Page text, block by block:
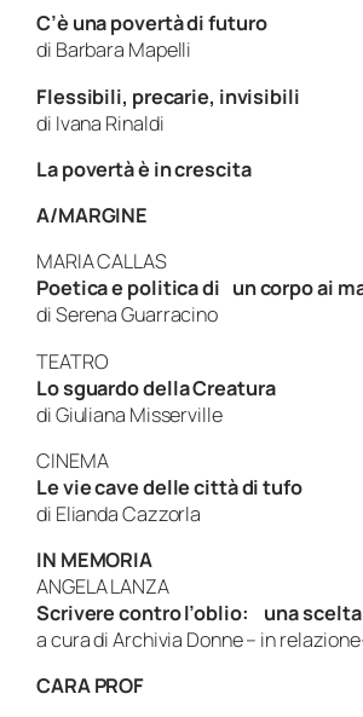
C’è una povertà di futuro
di Barbara Mapelli
Flessibili, precarie, invisibili
di Ivana Rinaldi
La povertà è in crescita
A/MARGINE
MARIA CALLAS
Poetica e politica di un corpo ai
di Serena Guarracino
TEATRO
Lo sguardo dellaCreatura
di Giuliana Misserville
CINEMA
Le vie cave delle città di tufo
di Elianda Cazzorla
IN MEMORIA
ANGELA LANZA
Scrivere contro l’oblio:
una
a cura di Archivia Donne – in
CARA PROF